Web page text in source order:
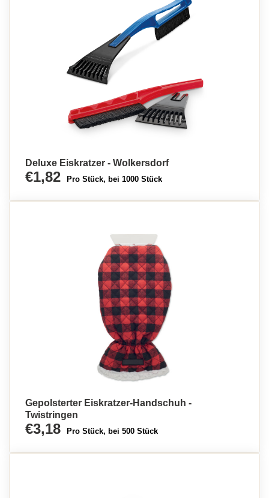
Deluxe Eiskratzer - Wolkersdorf
€1,82 Pro Stück, bei 1000 Stück
Gepolsterter Eiskratzer-Handschuh -
Twistringen
€3,18 Pro Stück, bei 500 Stück